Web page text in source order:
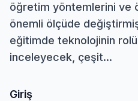
öğretim yöntemlerini ve
önemli ölçüde
eğitimde teknolojinin
inceleyecek, çeşit...
Giriş